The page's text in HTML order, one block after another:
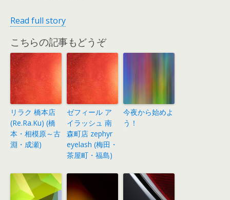
Read full story
こちらの記事もどうぞ
リラク 橋本店
(Re.Ra.Ku) (橋
本・相模原～古
淵・成瀬)
ゼフィール ア
イラッシュ 南
森町店 zephyr
eyelash (梅田・
茶屋町・福島)
今夜から始めよ
う！